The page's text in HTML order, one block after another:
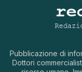
Pubblicazione di
Dottori